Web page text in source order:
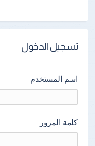
تسجيل الدخول
اسم المستخدم
كلمة المرور